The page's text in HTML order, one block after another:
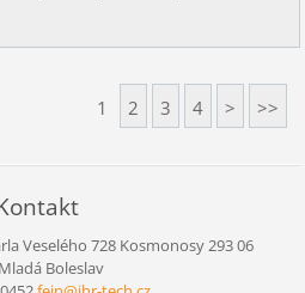
1 2 3 4 > >>
Veselého 728Kosmonosy293 06
Boleslav